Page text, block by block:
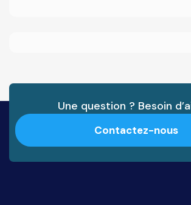
Une question ? Besoin
Contactez-nous